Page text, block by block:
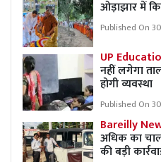
ओड़ाझार में
Published On
UP
नहीं लगेगा
होगी व्यवस्था
Published On
Bareilly
अधिक का
की बड़ी